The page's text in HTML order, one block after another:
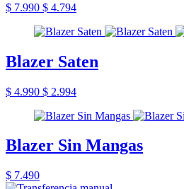
$ 7.990 $ 4.794
Blazer Saten
$ 4.990 $ 2.994
Blazer Sin Mangas
$ 7.490